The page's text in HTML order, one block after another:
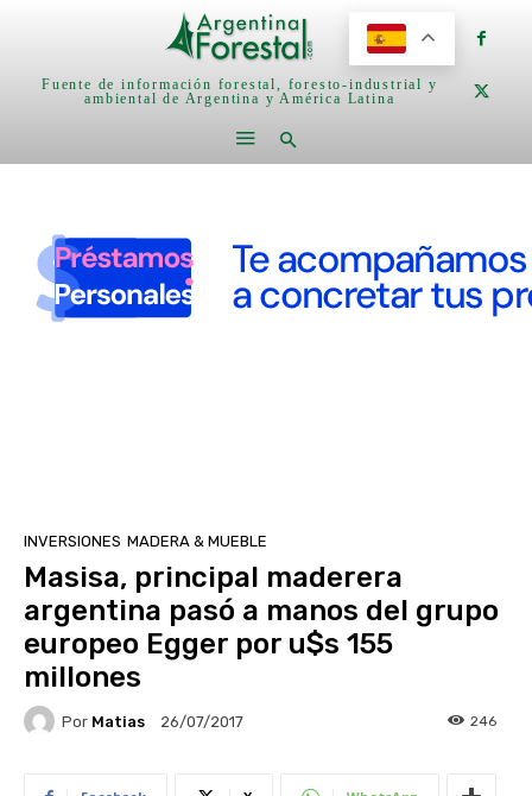
Fuente de información forestal, foresto-industrial y
ambiental de Argentina y América Latina
INVERSIONES MADERA & MUEBLE
Masisa, principal maderera
argentina pasó a manos del grupo
europeo Egger por u$s 155
millones
Por Matias 26/07/2017 246